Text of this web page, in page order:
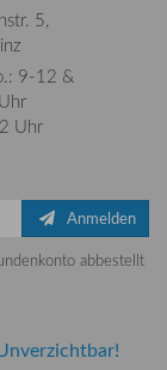
5,
9-12 &
Uhr
Anmelden
abbestellt